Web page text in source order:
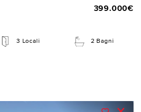
399.000€
3 Locali 2 Bagni